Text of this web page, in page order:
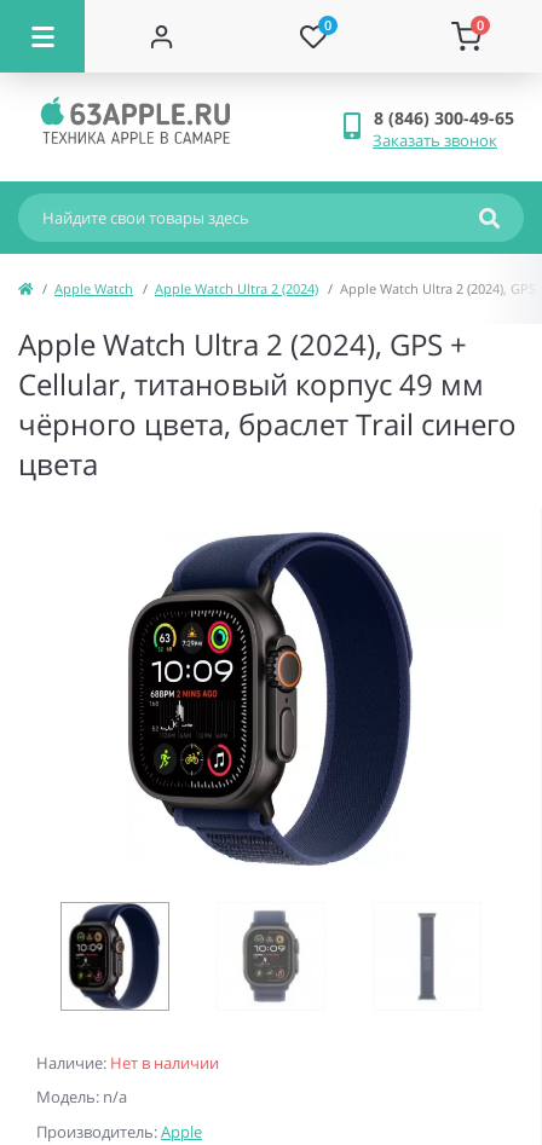
0 0
8 (846) 300-49-65
Заказать звонок
Apple Watch Apple Watch Ultra 2 (2024) Apple Watch Ultra 2 (2024),
Apple Watch Ultra 2 (2024), GPS +
Cellular, титановый корпус 49 мм
чёрного цвета, браслет Trail синего
цвета
Наличие: Нет в наличии
Модель: n/a
Производитель:Apple